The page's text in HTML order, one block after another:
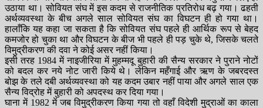
उठाया था। सोवियत संघ में इस कदम से राजनीतिक प्रतिरोध बढ़ गया। ढहती
अर्थव्यवस्था के बीच अगले साल सोवियत संघ का विघटन ही हो गया था।
हालाँकि यह कहा जा सकता है कि सोवियत संघ पहले ही आर्थिक रूप से बेहद
कमजोर हो चुका था और विघटन के बीज भी पहले ही पड़ चुके थे, जिसके चलते
विमुद्रीकरण की दवा ने कोई असर नहीं किया।
इसी तरह 1984 में नाइजीरिया में मुहम्मदू बुहारी की सैन्य सरकार ने पुराने नोटों
को बदल कर नये नोट जारी किये थे। लेकिन महँगाई और ऋण के जबरदस्त
बोझ के तले दबी अर्थव्यवस्था को यह कदम उबार नहीं पाया और अगले साल एक
सैन्य विद्रोह में बुहारी को अपदस्थ कर दिया गया।
घाना में 1982 में जब विमुद्रीकरण किया गया तो वहाँ विदेशी मुद्राओं का काला